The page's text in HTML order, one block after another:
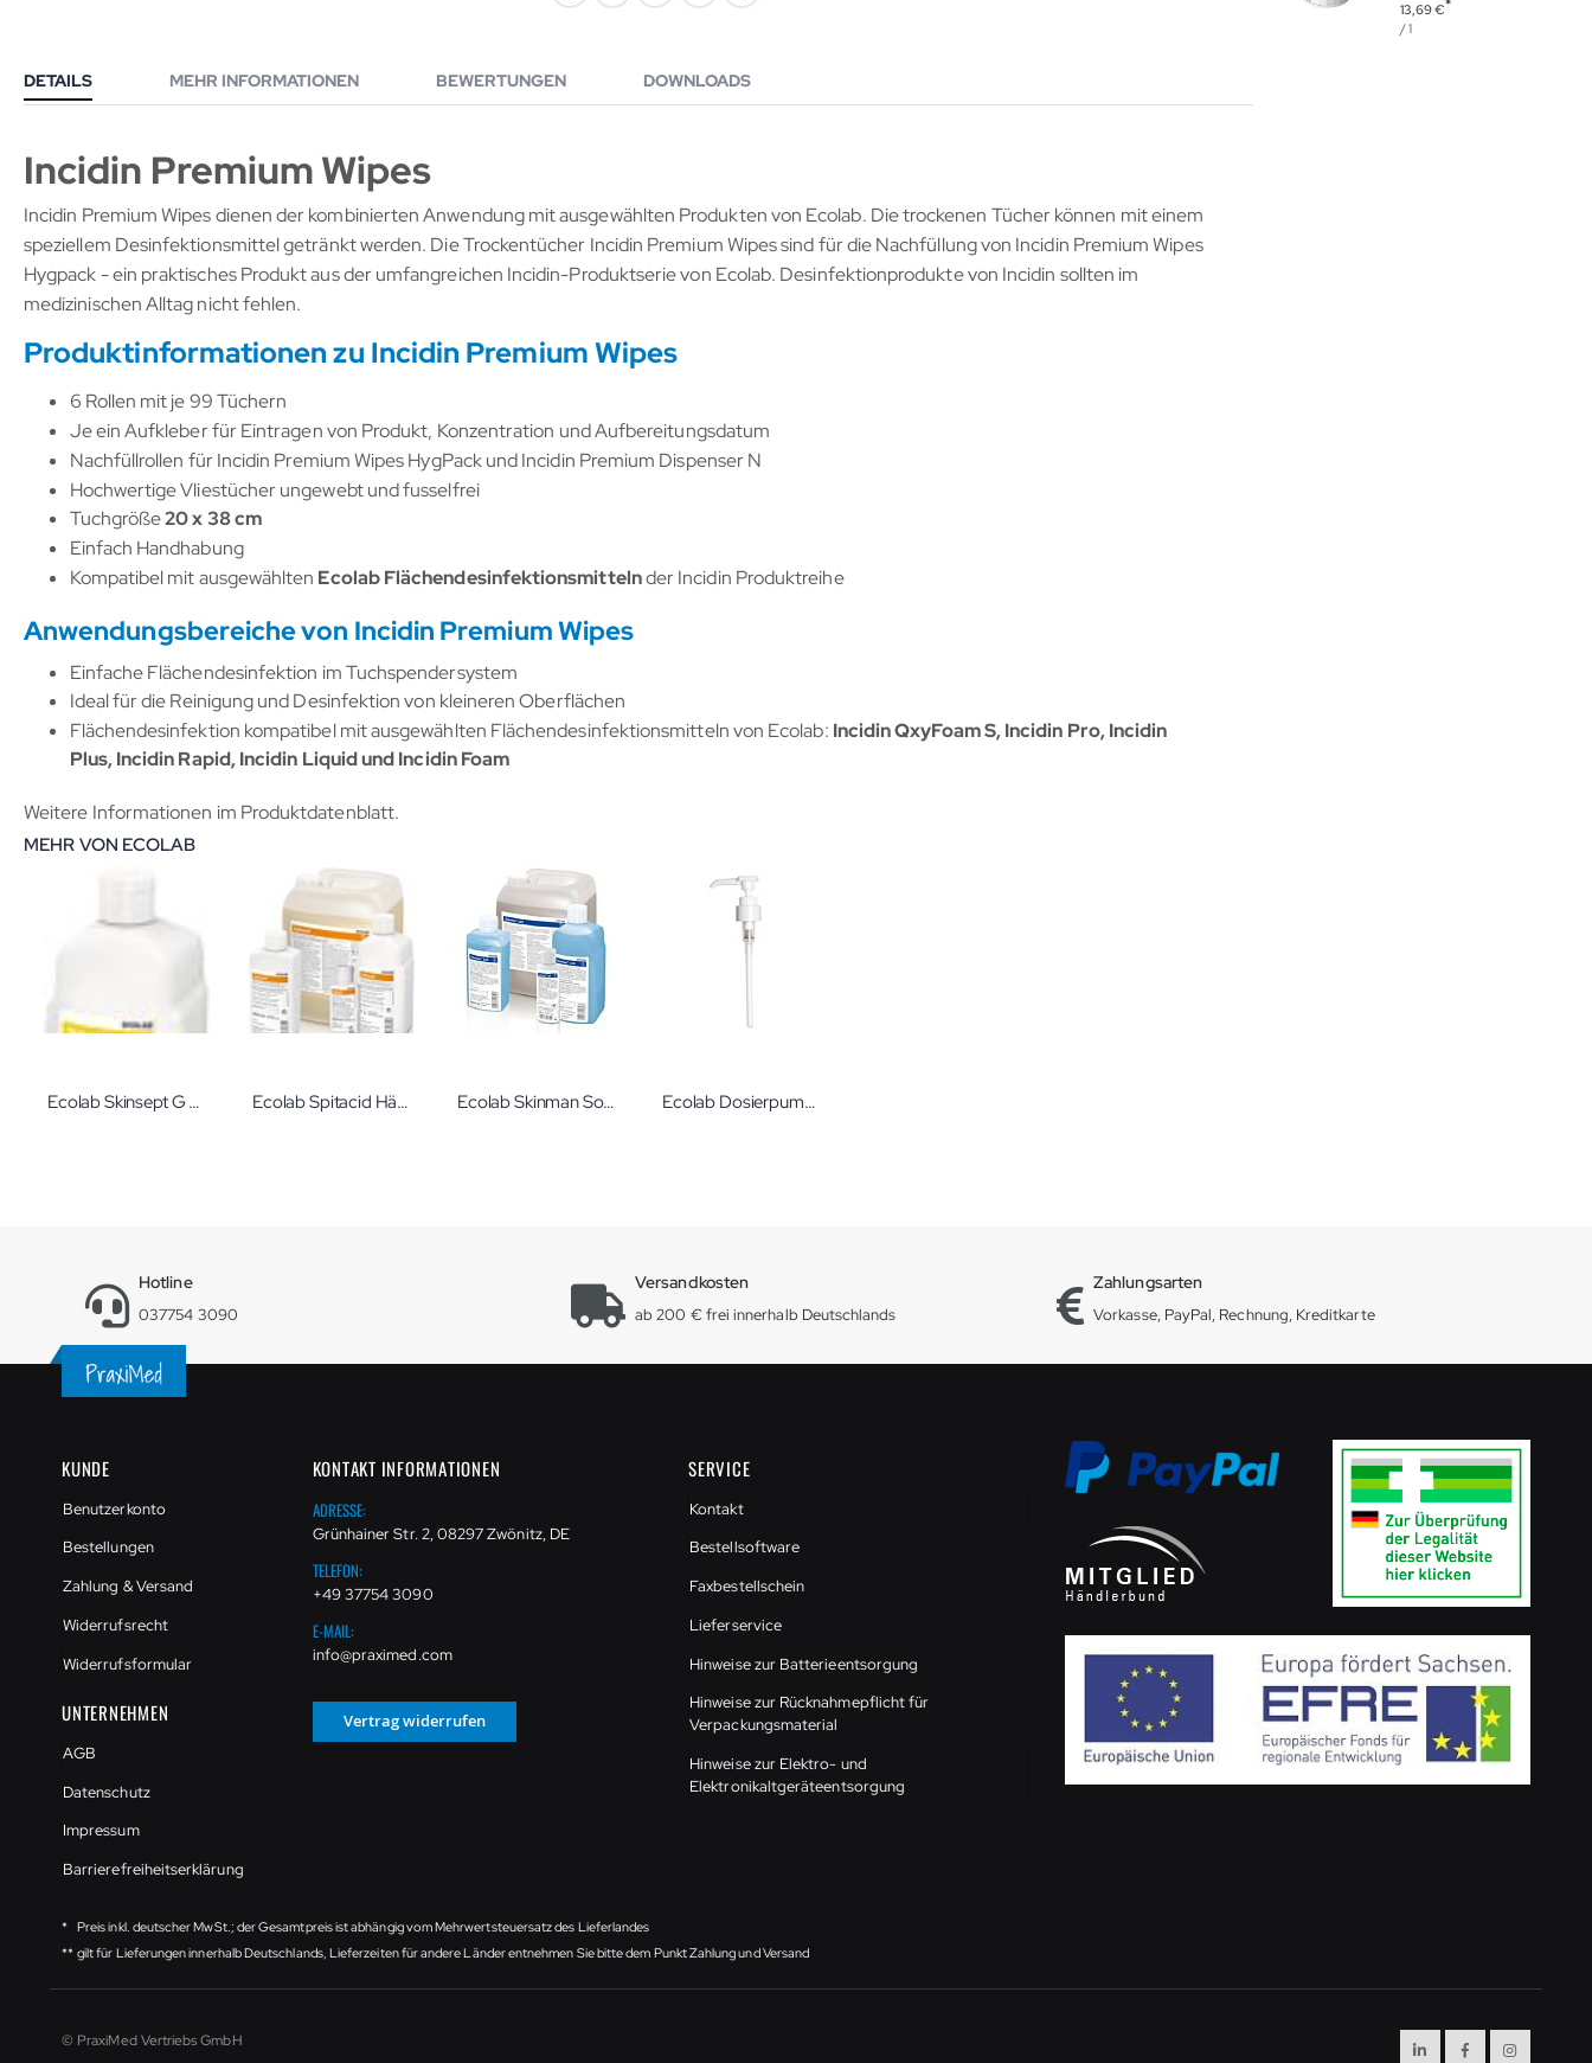
DETAILS
Incidin Premium Wipes
Incidin Premium Wipes dienen der kombinierten Anwendung mit ausgewählten Produkten von Ecolab. Die trockenen Tücher können mit einem
speziellem Desinfektionsmittel getränkt werden. Die Trockentücher Incidin Premium Wipes sind für die Nachfüllung von Incidin Premium Wipes
Hygpack - ein praktisches Produkt aus der umfangreichen Incidin-Produktserie von Ecolab. Desinfektionprodukte von Incidin sollten im
medizinischen Alltag nicht fehlen.
Produktinformationen zu Incidin Premium Wipes
6 Rollen mit je 99 Tüchern
Je ein Aufkleber für Eintragen von Produkt, Konzentration und Aufbereitungsdatum
Nachfüllrollen für Incidin Premium Wipes HygPack und Incidin Premium Dispenser N
Hochwertige Vliestücher ungewebt und fusselfrei
Tuchgröße20 x 38 cm
Einfach Handhabung
Kompatibel mit ausgewählten Ecolab Flächendesinfektionsmittelnder Incidin Produktreihe
Anwendungsbereiche von Incidin Premium Wipes
Einfache Flächendesinfektion im Tuchspendersystem
Ideal für die Reinigung und Desinfektion von kleineren Oberflächen
Flächendesinfektion kompatibel mit ausgewählten Flächendesinfektionsmitteln von Ecolab: Incidin QxyFoam S, Incidin Pro, Incidin
Plus, Incidin Rapid, Incidin Liquid und Incidin Foam
Weitere Informationen im Produktdatenblatt.
MEHR INFORMATIONEN BEWERTUNGEN DOWNLOADS
MEHR VON ECOLAB
Ecolab Skinsept G Hautdesinfektion gefärbt 1 Liter Ecolab Spitacid Händedesinfektion Für die hygienische und chirurgische Händedesinfektion Ecolab Skinman Soft Händedesinfektion Ecolab Dosierpumpen Dosierhilfen von Ecolab in verschiedenen Ausführungen
13,69 €
/ 1
Hotline
037754 3090
Versandkosten
ab 200 € frei innerhalb Deutschlands
Zahlungsarten
Vorkasse, PayPal, Rechnung, Kreditkarte
KUNDE
Benutzerkonto
Bestellungen
Zahlung & Versand
Widerrufsrecht
Widerrufsformular
UNTERNEHMEN
AGB
Datenschutz
Impressum
Barrierefreiheitserklärung
KONTAKT INFORMATIONEN
ADRESSE:
Grünhainer Str. 2, 08297 Zwönitz, DE
TELEFON:
+49 37754 3090
E-MAIL:
info@praximed.com
Vertrag widerrufen
SERVICE
Kontakt
Bestellsoftware
Faxbestellschein
Lieferservice
Hinweise zur Batterieentsorgung
Hinweise zur Rücknahmepflicht für
Verpackungsmaterial
Hinweise zur Elektro- und
Elektronikaltgeräteentsorgung
* Preis inkl. deutscher MwSt.; der Gesamtpreis ist abhängig vom Mehrwertsteuersatz des Lieferlandes
** gilt für Lieferungen innerhalb Deutschlands, Lieferzeiten für andere Länder entnehmen Sie bitte dem Punkt Zahlung und Versand
© PraxiMed Vertriebs GmbH